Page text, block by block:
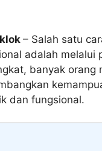
– Salah satu
adalah melalui
banyak orang
dan fungsional.